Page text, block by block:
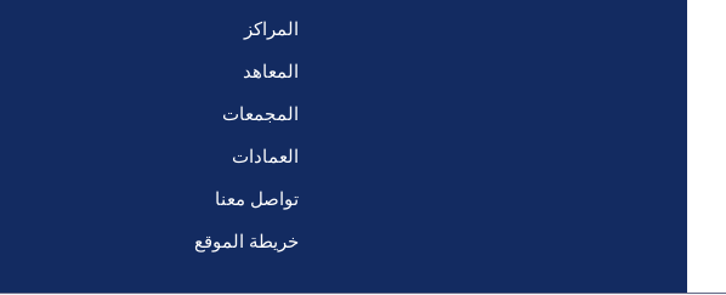
المراكز
المعاهد
المجمعات
العمادات
تواصل معنا
خريطة الموقع